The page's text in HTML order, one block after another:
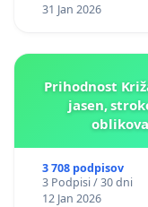
31 Jan 2026
Prihodnost
jasen,
3 708 podpisov
3 Podpisi / 30 dni
12 Jan 2026